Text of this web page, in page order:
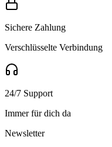
Sichere Zahlung
Verschlüsselte Verbindung
24/7 Support
Immer für dich da
Newsletter